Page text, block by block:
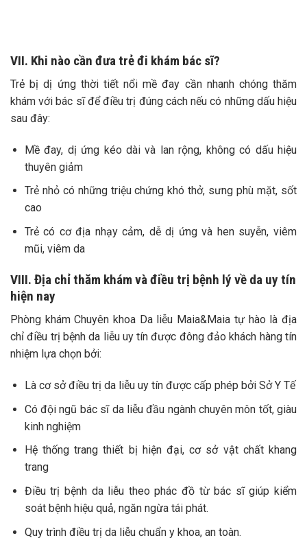
VII. Khi nào cần đưa trẻ đi khám bác sĩ?
Trẻ bị dị ứng thời tiết nổi mề đay cần nhanh chóng thăm
khám với bác sĩ để điều trị đúng cách nếu có những dấu hiệu
sau đây:
Mề đay, dị ứng kéo dài và lan rộng, không có dấu hiệu
thuyên giảm
Trẻ nhỏ có những triệu chứng khó thở, sưng phù mặt, sốt
cao
Trẻ có cơ địa nhạy cảm, dễ dị ứng và hen suyễn, viêm
mũi, viêm da
VIII. Địa chỉ thăm khám và điều trị bệnh lý về da uy tín
hiện nay
Phòng khám Chuyên khoa Da liễu Maia&Maia tự hào là địa
chỉ điều trị bệnh da liễu uy tín được đông đảo khách hàng tín
nhiệm lựa chọn bởi:
Là cơ sở điều trị da liễu uy tín được cấp phép bởi Sở Y Tế
Có đội ngũ bác sĩ da liễu đầu ngành chuyên môn tốt, giàu
kinh nghiệm
Hệ thống trang thiết bị hiện đại, cơ sở vật chất khang
trang
Điều trị bệnh da liễu theo phác đồ từ bác sĩ giúp kiểm
soát bệnh hiệu quả, ngăn ngừa tái phát.
Quy trình điều trị da liễu chuẩn y khoa, an toàn.